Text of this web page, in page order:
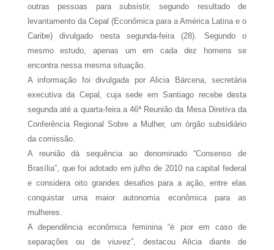
outras pessoas para subsistir, segundo resultado de
levantamento da Cepal (Econômica para a América Latina e o
Caribe) divulgado nesta segunda-feira (28). Segundo o
mesmo estudo, apenas um em cada dez homens se
encontra nessa mesma situação.
A informação foi divulgada por Alicia Bárcena, secretária
executiva da Cepal, cuja sede em Santiago recebe desta
segunda até a quarta-feira a 46ª Reunião da Mesa Diretiva da
Conferência Regional Sobre a Mulher, um órgão subsidiário
da comissão.
A reunião dá sequência ao denominado “Consenso de
Brasília”, que foi adotado em julho de 2010 na capital federal
e considera oito grandes desafios para a ação, entre elas
conquistar uma maior autonomia econômica para as
mulheres.
A dependência econômica feminina “é pior em caso de
separações ou de viuvez”, destacou Alicia diante de